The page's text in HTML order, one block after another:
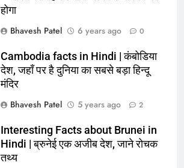
होगा
Bhavesh Patel
6 years ago 0
Cambodia facts in Hindi | कंबोडिया
देश, जहाँ पर है दुनिया का सबसे बड़ा हिन्दू
मंदिर
Bhavesh Patel
5 years ago 2
Interesting Facts about Brunei in
Hindi | ब्रुनेई एक अजीब देश, जाने रोचक
तथ्य